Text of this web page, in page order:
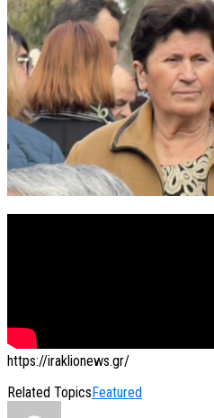
https://iraklionews.gr/
Related Topics Featured